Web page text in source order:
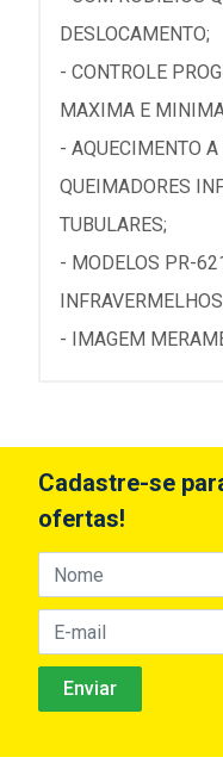
DESLOCAMENTO;
- CONTROLE
MAXIMA E
- AQUECIMENTO
QUEIMADORES
TUBULARES;
- MODELOS PR-
- IMAGEM
Cadastre-se
ofertas!